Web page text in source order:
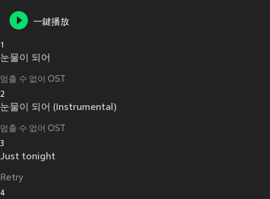
一鍵播放
1
눈물이 되어
멈출 수 없어 OST
2
눈물이 되어 (Instrumental)
멈출 수 없어 OST
3
Just tonight
Retry
4